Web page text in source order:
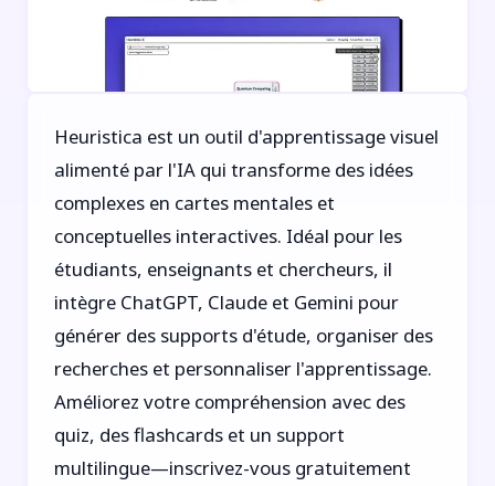
Heuristica est un outil d'apprentissage visuel
alimenté par l'IA qui transforme des idées
complexes en cartes mentales et
conceptuelles interactives. Idéal pour les
étudiants, enseignants et chercheurs, il
intègre ChatGPT, Claude et Gemini pour
générer des supports d'étude, organiser des
recherches et personnaliser l'apprentissage.
Améliorez votre compréhension avec des
quiz, des flashcards et un support
multilingue—inscrivez-vous gratuitement